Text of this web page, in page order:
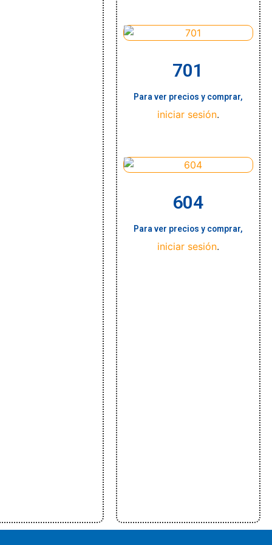
701
Para ver precios y comprar,
iniciar sesión.
604
Para ver precios y comprar,
iniciar sesión.